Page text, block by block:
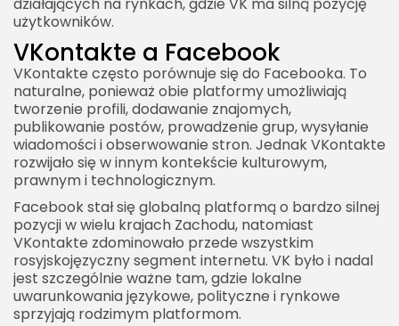
działających na rynkach, gdzie VK ma silną pozycję
użytkowników.
VKontakte a Facebook
VKontakte często porównuje się do Facebooka. To
naturalne, ponieważ obie platformy umożliwiają
tworzenie profili, dodawanie znajomych,
publikowanie postów, prowadzenie grup, wysyłanie
wiadomości i obserwowanie stron. Jednak VKontakte
rozwijało się w innym kontekście kulturowym,
prawnym i technologicznym.
Facebook stał się globalną platformą o bardzo silnej
pozycji w wielu krajach Zachodu, natomiast
VKontakte zdominowało przede wszystkim
rosyjskojęzyczny segment internetu. VK było i nadal
jest szczególnie ważne tam, gdzie lokalne
uwarunkowania językowe, polityczne i rynkowe
sprzyjają rodzimym platformom.